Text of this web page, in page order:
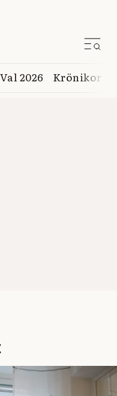
Val 2026 Krönikor